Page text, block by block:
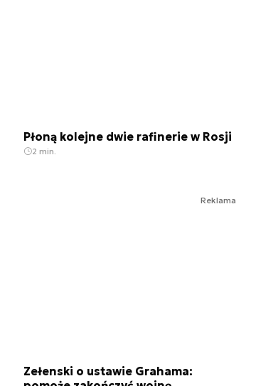
Płoną kolejne dwie rafinerie w Rosji
2 min.
Reklama
Zełenski o ustawie Grahama: